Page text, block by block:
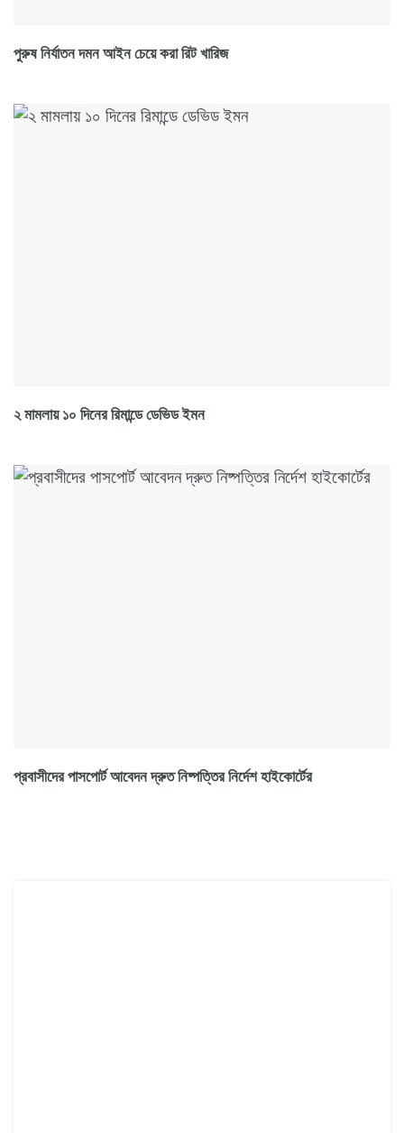
পুরুষ নির্যাতন দমন আইন চেয়ে করা রিট খারিজ
২ মামলায় ১০ দিনের রিমান্ডে ডেভিড ইমন
প্রবাসীদের পাসপোর্ট আবেদন দ্রুত নিষ্পত্তির নির্দেশ হাইকোর্টের